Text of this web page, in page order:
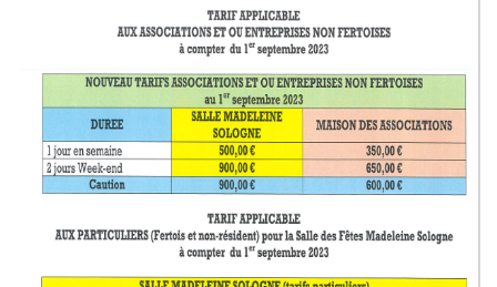
Enfance Jeunesse et Famille
Vie associative
Tourisme et Culture
Ça s'est passé à la Ferté
INFOS ÉPIZOOTIES